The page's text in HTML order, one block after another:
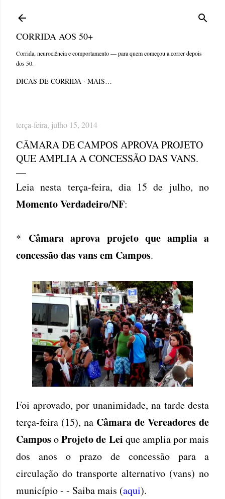
CORRIDA AOS 50+
Corrida, neurociência e comportamento — para quem começou a correr depois
dos 50.
DICAS DE CORRIDA MAIS…
terça-feira, julho 15, 2014
CÂMARA DE CAMPOS APROVA PROJETO
QUE AMPLIA A CONCESSÃO DAS VANS.
Leia nesta terça-feira, dia 15 de julho, no
Momento Verdadeiro/NF:
* Câmara aprova projeto que amplia a
concessão das vans em Campos.
Foi aprovado, por unanimidade, na tarde desta
terça-feira (15), na Câmara de Vereadores de
CamposoProjeto de Lei que amplia por mais
dos anos o prazo de concessão para a
circulação do transporte alternativo (vans) no
município - - Saiba mais (aqui).